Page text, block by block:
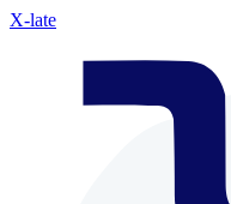
X-late